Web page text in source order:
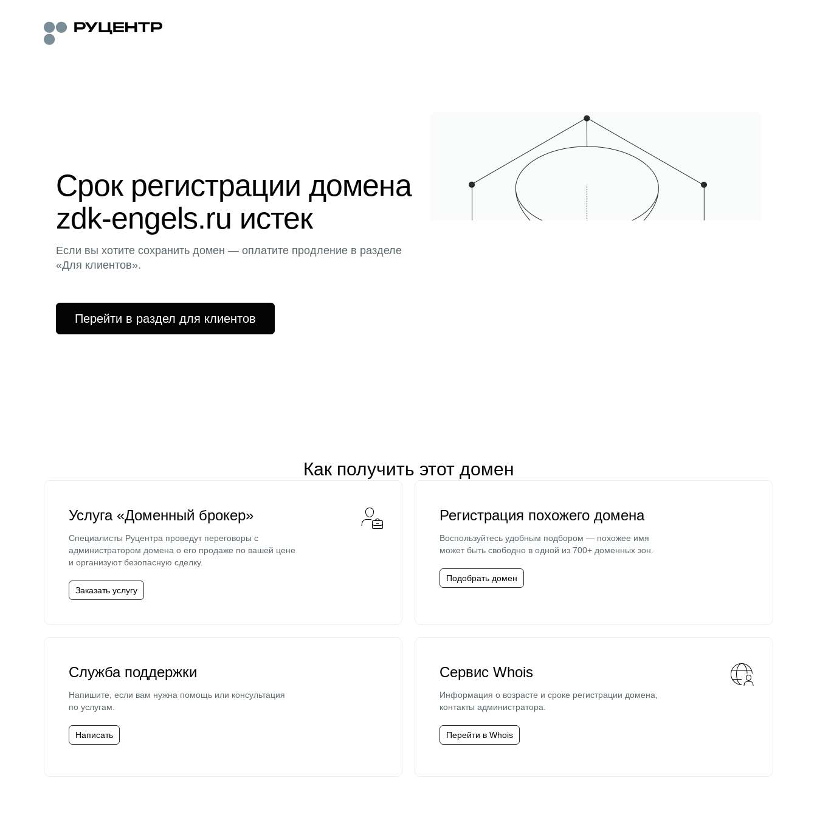
Срок регистрации домена
zdk-engels.ru истек
Если вы хотите сохранить домен — оплатите продление в разделе
«Для клиентов».
Перейти в раздел для клиентов
Как получить этот домен
Услуга «Доменный брокер»
Специалисты Руцентра проведут переговоры с
администратором домена о его продаже по вашей цене
и организуют безопасную сделку.
Заказать услугу
Регистрация похожего домена
Воспользуйтесь удобным подбором — похожее имя
может быть свободно в одной из 700+ доменных зон.
Подобрать домен
Служба поддержки
Напишите, если вам нужна помощь или консультация
по услугам.
Написать
Сервис Whois
Информация о возрасте и сроке регистрации домена,
контакты администратора.
Перейти в Whois